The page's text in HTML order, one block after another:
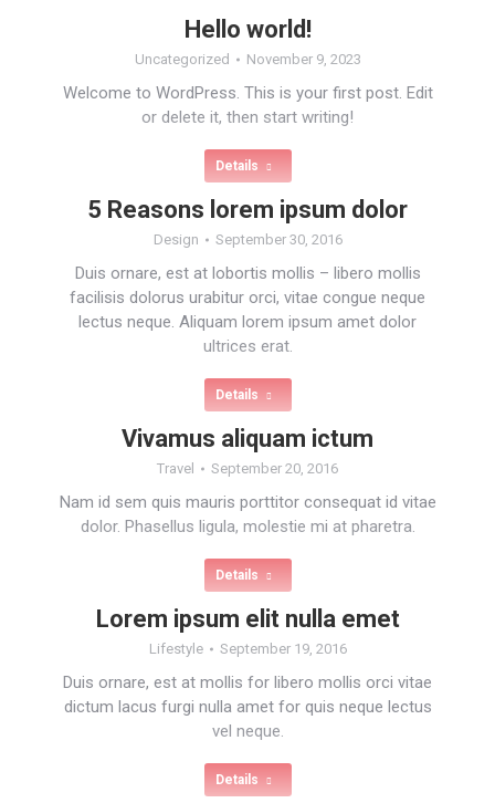
Hello world!
Uncategorized November 9, 2023
Welcome to WordPress. This is your first post. Edit
or delete it, then start writing!
Details
5 Reasons lorem ipsum dolor
Design September 30, 2016
Duis ornare, est at lobortis mollis – libero mollis
facilisis dolorus urabitur orci, vitae congue neque
lectus neque. Aliquam lorem ipsum amet dolor
ultrices erat.
Details
Vivamus aliquam ictum
Travel September 20, 2016
Nam id sem quis mauris porttitor consequat id vitae
dolor. Phasellus ligula, molestie mi at pharetra.
Details
Lorem ipsum elit nulla emet
Lifestyle September 19, 2016
Duis ornare, est at mollis for libero mollis orci vitae
dictum lacus furgi nulla amet for quis neque lectus
vel neque.
Details